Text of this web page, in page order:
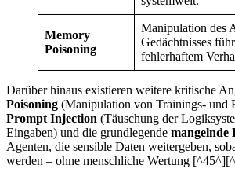
Memory
Poisoning
Manipulation des
Gedächtnisses
fehlerhaftem
Darüber hinaus existieren weitere kritische
Poisoning (Manipulation von Trainings- und
Prompt Injection (Täuschung der
Eingaben) und die grundlegende mangelnde
Agenten, die sensible Daten weitergeben,
werden – ohne menschliche Wertung